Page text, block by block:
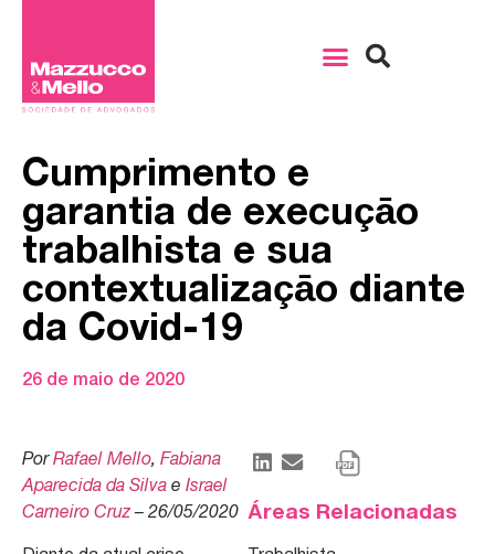
Cumprimento e
garantia de execuçāo
trabalhista e sua
contextualizaçāo diante
da Covid-19
26 de maio de 2020
Por Rafael Mello, Fabiana
Aparecida da Silva e Israel
Carneiro Cruz – 26/05/2020 Áreas Relacionadas